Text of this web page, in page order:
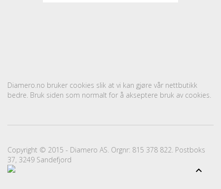
Diamero.no bruker cookies slik at vi kan gjøre vår nettbutikk
bedre. Bruk siden som normalt for å akseptere bruk av cookies.
Copyright © 2015 - Diamero AS. Orgnr: 815 378 822. Postboks
37, 3249 Sandefjord